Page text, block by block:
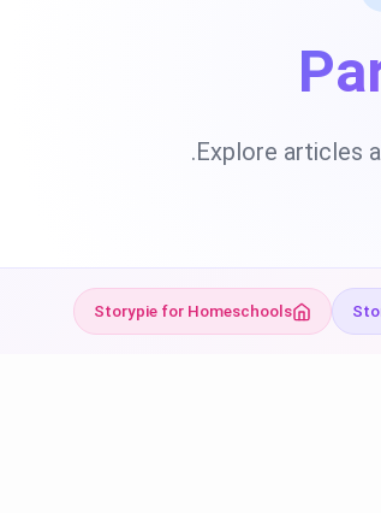
Explore articles
Storypie for Homeschools